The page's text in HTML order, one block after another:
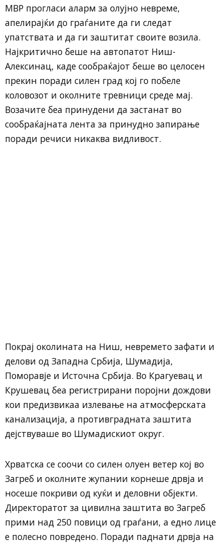
МВР прогласи аларм за олујно невреме,
апелирајќи до граѓаните да ги следат
упатствата и да ги заштитат своите возила.
Најкритично беше на автопатот Ниш-
Алексинац, каде сообраќајот беше во целосен
прекин поради силен град кој го побеле
коловозот и околните тревници среде мај.
Возачите беа принудени да застанат во
сообраќајната лента за принудно запирање
поради речиси никаква видливост.
Покрај околината на Ниш, невремето зафати и
делови од Западна Србија, Шумадија,
Поморавје и Источна Србија. Во Крагуевац и
Крушевац беа регистрирани поројни дождови
кои предизвикаа излевање на атмосферската
канализација, а противградната заштита
дејствуваше во Шумадискиот округ.
Хрватска се соочи со силен олуен ветер кој во
Загреб и околните жупании корнеше дрвја и
носеше покриви од куќи и деловни објекти.
Директоратот за цивилна заштита во Загреб
прими над 250 повици од граѓани, а едно лице
е полесно повредено. Поради паднати дрвја на